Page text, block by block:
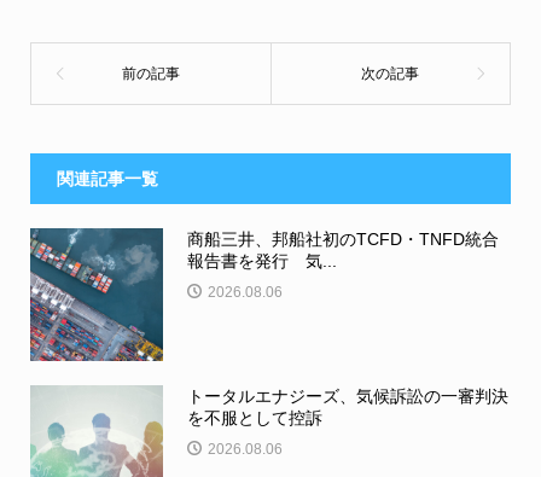
関連記事一覧
商船三井、邦船社初のTCFD・TNFD統合
報告書を発行 気...
2026.08.06
トータルエナジーズ、気候訴訟の一審判決
を不服として控訴
2026.08.06